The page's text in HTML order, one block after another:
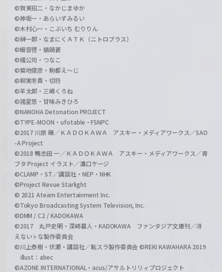
©賀東招二・なかじまゆか
©神坂一・あらいずみるい
©木村心一・こぶいち むりりん
©榊一郎・なまにくＡＴＫ（ニトロプラス）
©細音啓・猫鍋蒼
©橘公司・つなこ
©築地俊彦・駒都え～じ
©柳実冬貴・切符
©羊太郎・三嶋くろね
©諸星悠・甘味みきひろ
©NANOHA Detonation PROJECT
©TYPE-MOON・ufotable・FSNPC
©2017 川原 礫／ＫＡＤＯＫＡＷＡ アスキー・メディアワークス／SAO
-A Project
©2018 鴨志田 一／ＫＡＤＯＫＡＷＡ アスキー・メディアワークス／青
ブタ Project イラスト／溝口ケージ
©CLAMP・ST／講談社・NEP・NHK
©Project Revue Starlight
© 2021 Ateam Entertainment Inc.
©Tokyo Broadcasting System Television, Inc.
©DMM / C2 / KADOKAWA
©2017 丸戸史明・深崎暮人・KADOKAWA ファンタジア文庫刊／冴
えない♭な製作委員会
©川上泰樹・伏瀬・講談社／転スラ製作委員会 ©REKI KAWAHARA 2019
illust：abec
©AZONE INTERNATIONAL・acus/アサルトリリィプロジェクト